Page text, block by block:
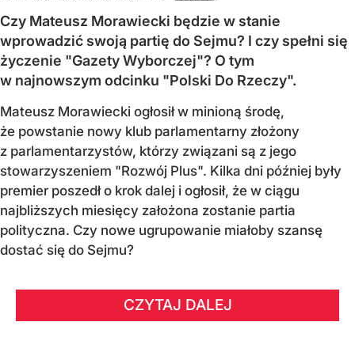
Czy Mateusz Morawiecki będzie w stanie
wprowadzić swoją partię do Sejmu? I czy spełni się
życzenie "Gazety Wyborczej"? O tym
w najnowszym odcinku "Polski Do Rzeczy".
Mateusz Morawiecki ogłosił w minioną środę,
że powstanie nowy klub parlamentarny złożony
z parlamentarzystów, którzy związani są z jego
stowarzyszeniem "Rozwój Plus". Kilka dni później były
premier poszedł o krok dalej i ogłosił, że w ciągu
najbliższych miesięcy założona zostanie partia
polityczna. Czy nowe ugrupowanie miałoby szansę
dostać się do Sejmu?
CZYTAJ DALEJ